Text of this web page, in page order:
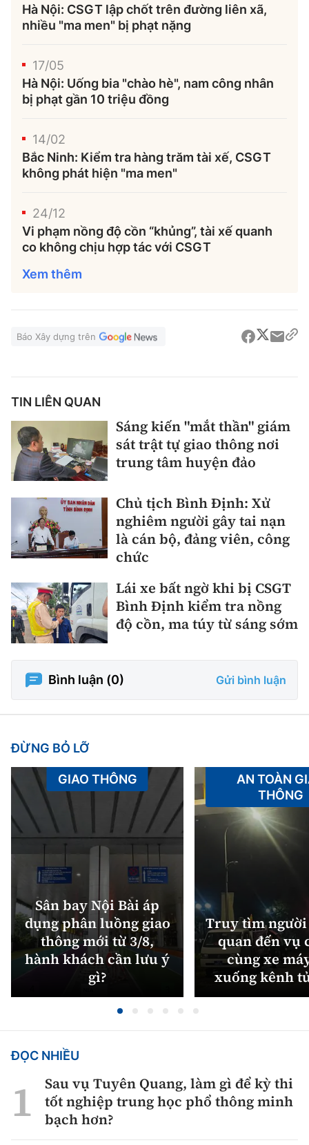
Hà Nội: CSGT lập chốt trên đường liên xã,
nhiều "ma men" bị phạt nặng
17/05
Hà Nội: Uống bia "chào hè", nam công nhân
bị phạt gần 10 triệu đồng
14/02
Bắc Ninh: Kiểm tra hàng trăm tài xế, CSGT
không phát hiện "ma men"
24/12
Vi phạm nồng độ cồn “khủng”, tài xế quanh
co không chịu hợp tác với CSGT
Xem thêm
Báo Xây dựng trên
TIN LIÊN QUAN
Sáng kiến "mắt thần" giám
sát trật tự giao thông nơi
trung tâm huyện đảo
Chủ tịch Bình Định: Xử
nghiêm người gây tai nạn
là cán bộ, đảng viên, công
chức
Lái xe bất ngờ khi bị CSGT
Bình Định kiểm tra nồng
độ cồn, ma túy từ sáng sớm
Bình luận (0) Gửi bình luận
ĐỪNG BỎ LỠ
Sân bay Nội Bài áp
dụng phân luồng giao
thông mới từ 3/8,
hành khách cần lưu ý
gì?
GIAO THÔNG
Truy tìm
quan đến vụ
cùng xe
xuống kênh
AN TOÀN
THÔNG
ĐỌC NHIỀU
Sau vụ Tuyên Quang, làm gì để kỳ thi
tốt nghiệp trung học phổ thông minh
bạch hơn?